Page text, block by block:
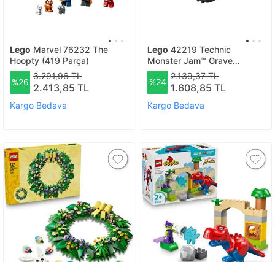
Lego Marvel 76232 The
Hoopty (419 Parça)
%26
3.291,96 TL
2.413,85 TL
Kargo Bedava
Lego 42219 Technic
Monster Jam™ Grave
Digger™ Ateş Ve Buz
%24
2.139,37 TL
1.608,85 TL
Kargo Bedava